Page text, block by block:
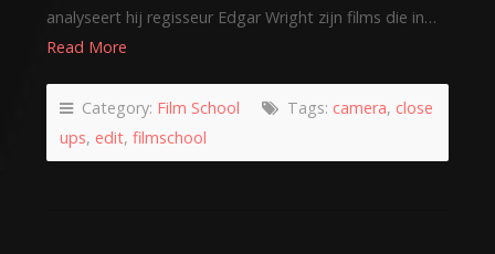
analyseert hij regisseur Edgar Wright zijn films die in…
Read More
Category: Film School Tags: camera, close
ups, edit, filmschool